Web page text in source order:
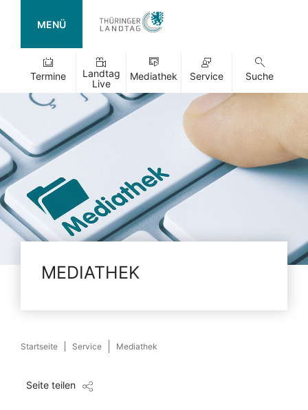
MENÜ
Termine
Landtag
Live
Mediathek Service Suche
MEDIATHEK
Startseite Service Mediathek
Seite teilen